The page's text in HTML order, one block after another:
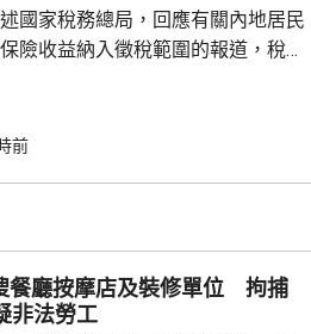
國家稅務總局，回應有關內地居民
險收益納入徵稅範圍的報道，稅務
，境外保險收益也屬於應納稅所得
，是國際通行做法，亦是中國個人
施以來，一直堅持的基本原則...
前
餐廳按摩店及裝修單位 拘捕
非法勞工